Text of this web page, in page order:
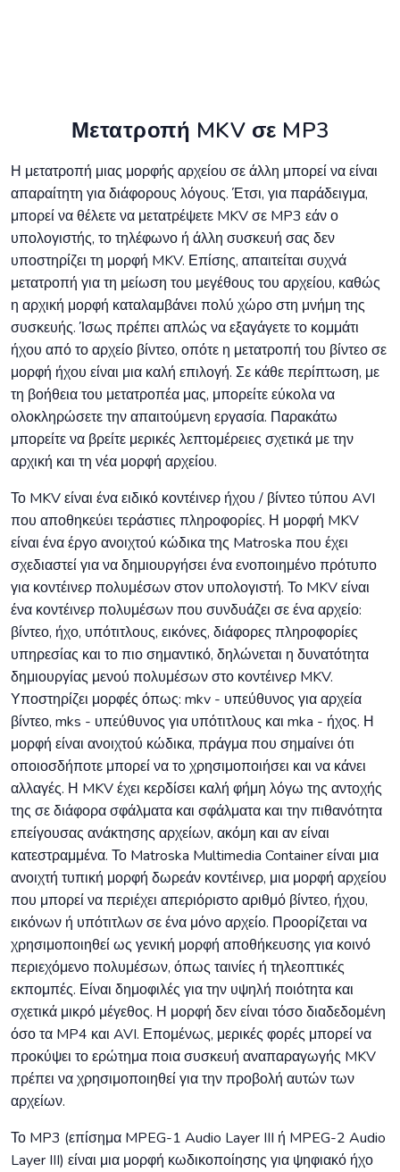
Μετατροπή MKV σε MP3
Η μετατροπή μιας μορφής αρχείου σε άλλη μπορεί να είναι
απαραίτητη για διάφορους λόγους. Έτσι, για παράδειγμα,
μπορεί να θέλετε να μετατρέψετε MKV σε MP3 εάν ο
υπολογιστής, το τηλέφωνο ή άλλη συσκευή σας δεν
υποστηρίζει τη μορφή MKV. Επίσης, απαιτείται συχνά
μετατροπή για τη μείωση του μεγέθους του αρχείου, καθώς
η αρχική μορφή καταλαμβάνει πολύ χώρο στη μνήμη της
συσκευής. Ίσως πρέπει απλώς να εξαγάγετε το κομμάτι
ήχου από το αρχείο βίντεο, οπότε η μετατροπή του βίντεο σε
μορφή ήχου είναι μια καλή επιλογή. Σε κάθε περίπτωση, με
τη βοήθεια του μετατροπέα μας, μπορείτε εύκολα να
ολοκληρώσετε την απαιτούμενη εργασία. Παρακάτω
μπορείτε να βρείτε μερικές λεπτομέρειες σχετικά με την
αρχική και τη νέα μορφή αρχείου.
Το MKV είναι ένα ειδικό κοντέινερ ήχου / βίντεο τύπου AVI
που αποθηκεύει τεράστιες πληροφορίες. Η μορφή MKV
είναι ένα έργο ανοιχτού κώδικα της Matroska που έχει
σχεδιαστεί για να δημιουργήσει ένα ενοποιημένο πρότυπο
για κοντέινερ πολυμέσων στον υπολογιστή. Το MKV είναι
ένα κοντέινερ πολυμέσων που συνδυάζει σε ένα αρχείο:
βίντεο, ήχο, υπότιτλους, εικόνες, διάφορες πληροφορίες
υπηρεσίας και το πιο σημαντικό, δηλώνεται η δυνατότητα
δημιουργίας μενού πολυμέσων στο κοντέινερ MKV.
Υποστηρίζει μορφές όπως: mkv - υπεύθυνος για αρχεία
βίντεο, mks - υπεύθυνος για υπότιτλους και mka - ήχος. Η
μορφή είναι ανοιχτού κώδικα, πράγμα που σημαίνει ότι
οποιοσδήποτε μπορεί να το χρησιμοποιήσει και να κάνει
αλλαγές. Η MKV έχει κερδίσει καλή φήμη λόγω της αντοχής
της σε διάφορα σφάλματα και σφάλματα και την πιθανότητα
επείγουσας ανάκτησης αρχείων, ακόμη και αν είναι
κατεστραμμένα. Το Matroska Multimedia Container είναι μια
ανοιχτή τυπική μορφή δωρεάν κοντέινερ, μια μορφή αρχείου
που μπορεί να περιέχει απεριόριστο αριθμό βίντεο, ήχου,
εικόνων ή υπότιτλων σε ένα μόνο αρχείο. Προορίζεται να
χρησιμοποιηθεί ως γενική μορφή αποθήκευσης για κοινό
περιεχόμενο πολυμέσων, όπως ταινίες ή τηλεοπτικές
εκπομπές. Είναι δημοφιλές για την υψηλή ποιότητα και
σχετικά μικρό μέγεθος. Η μορφή δεν είναι τόσο διαδεδομένη
όσο τα MP4 και AVI. Επομένως, μερικές φορές μπορεί να
προκύψει το ερώτημα ποια συσκευή αναπαραγωγής MKV
πρέπει να χρησιμοποιηθεί για την προβολή αυτών των
αρχείων.
Το MP3 (επίσημα MPEG-1 Audio Layer III ή MPEG-2 Audio
Layer III) είναι μια μορφή κωδικοποίησης για ψηφιακό ήχο